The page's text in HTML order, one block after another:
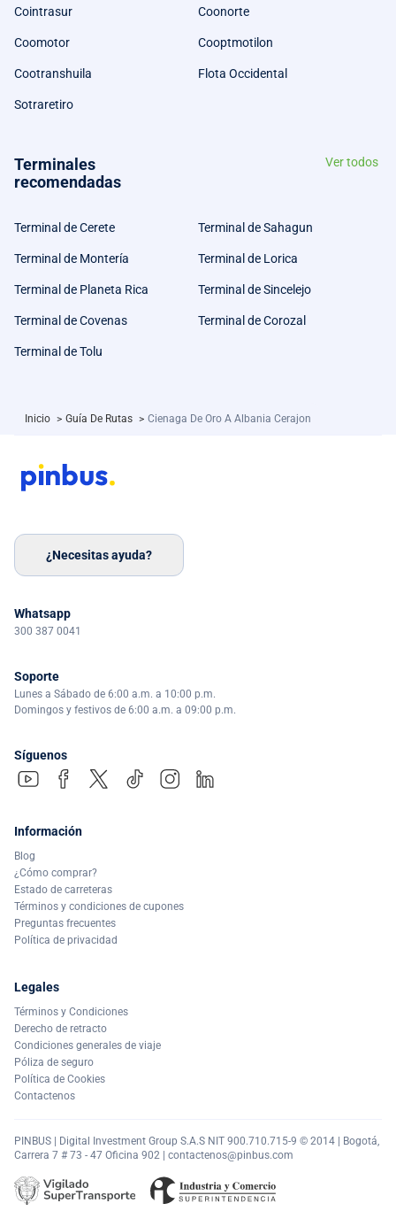
Cointrasur Coonorte
Coomotor Cooptmotilon
Cootranshuila Flota Occidental
Sotraretiro
Terminales
recomendadas
Ver todos
Terminal de Cerete Terminal de Sahagun
Terminal de Montería Terminal de Lorica
Terminal de Planeta Rica Terminal de Sincelejo
Terminal de Covenas Terminal de Corozal
Terminal de Tolu
Inicio > Guía De Rutas > Cienaga De Oro A Albania Cerajon
¿Necesitas ayuda?
Whatsapp
300 387 0041
Soporte
Lunes a Sábado de 6:00 a.m. a 10:00 p.m.
Domingos y festivos de 6:00 a.m. a 09:00 p.m.
Síguenos
Información
Blog
¿Cómo comprar?
Estado de carreteras
Términos y condiciones de cupones
Preguntas frecuentes
Política de privacidad
Legales
Términos y Condiciones
Derecho de retracto
Condiciones generales de viaje
Póliza de seguro
Política de Cookies
Contactenos
PINBUS | Digital Investment Group S.A.S NIT 900.710.715-9 © 2014 | Bogotá,
Carrera 7 # 73 - 47 Oficina 902 | contactenos@pinbus.com